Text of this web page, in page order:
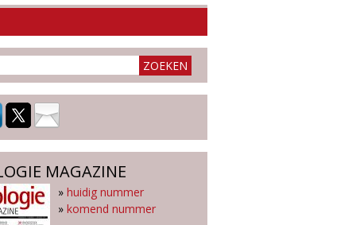
MAGAZINE
» huidig nummer
» komend nummer